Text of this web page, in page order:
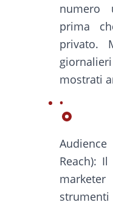
numero
prima
privato.
mostrati
Reach):